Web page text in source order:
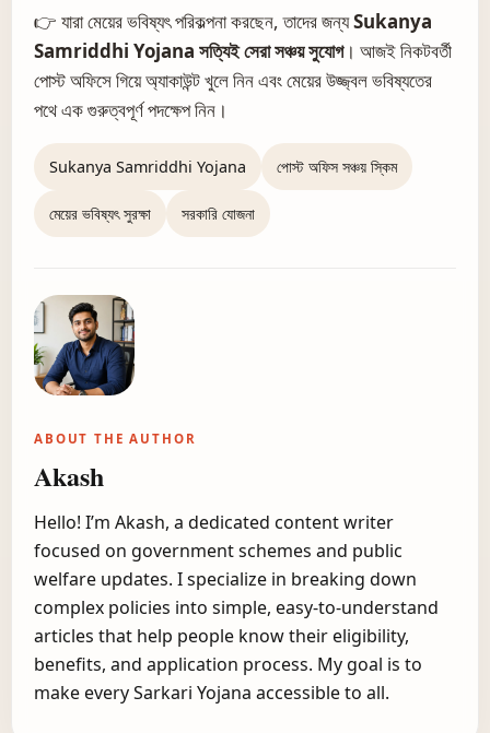
👉 যারা মেয়ের ভবিষ্যৎ পরিকল্পনা করছেন, তাদের জন্যSukanya
Samriddhi Yojana সত্যিই সেরা সঞ্চয় সুযোগ। আজই নিকটবর্তী
পোস্ট অফিসে গিয়ে অ্যাকাউন্ট খুলে নিন এবং মেয়ের উজ্জ্বল ভবিষ্যতের
পথে এক গুরুত্বপূর্ণ পদক্ষেপ নিন।
Sukanya Samriddhi Yojana পোস্ট অফিস সঞ্চয় স্কিম
মেয়ের ভবিষ্যৎ সুরক্ষা সরকারি যোজনা
ABOUT THE AUTHOR
Akash
Hello! I’m Akash, a dedicated content writer
focused on government schemes and public
welfare updates. I specialize in breaking down
complex policies into simple, easy-to-understand
articles that help people know their eligibility,
benefits, and application process. My goal is to
make every Sarkari Yojana accessible to all.